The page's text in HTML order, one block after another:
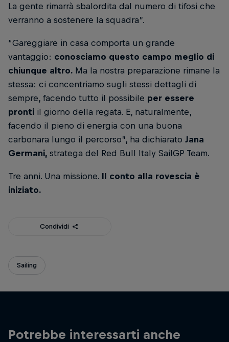
La gente rimarrà sbalordita dal numero di tifosi che
verranno a sostenere la squadra”.
“Gareggiare in casa comporta un grande
vantaggio: conosciamo questo campo meglio di
chiunque altro. Ma la nostra preparazione rimane la
stessa: ci concentriamo sugli stessi dettagli di
sempre, facendo tutto il possibile per essere
pronti il giorno della regata. E, naturalmente,
facendo il pieno di energia con una buona
carbonara lungo il percorso”, ha dichiarato Jana
Germani, stratega del Red Bull Italy SailGP Team.
Tre anni. Una missione. Il conto alla rovescia è
iniziato.
Condividi
Sailing
Potrebbe interessarti anche